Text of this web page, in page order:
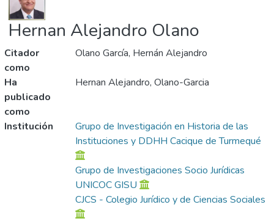
Hernan Alejandro Olano
Citador
como
Olano García, Hernán Alejandro
Ha
publicado
como
Hernan Alejandro, Olano-Garcia
Institución
Grupo de Investigación en Historia de las
Instituciones y DDHH Cacique de Turmequé
Grupo de Investigaciones Socio Jurídicas
UNICOC GISU
CJCS - Colegio Jurídico y de Ciencias Sociales